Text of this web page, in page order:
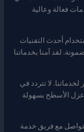
فعالة وعالية
أحدث التقنيات
لقد آمنا بخدماتنا
لا تتردد في
الأسطح بسهولة
مع فريق خدمة